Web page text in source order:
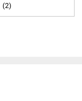
(2)